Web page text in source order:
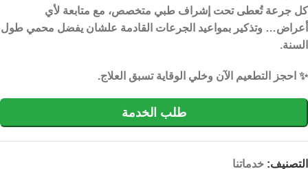
كل جرعة تُعطى تحت إشراف طبي متخصص، مع متابعة لأي
أعراض… وتذكير بمواعيد الجرعات القادمة علشان يفضل محمي طول
السنة.
✨ احجز التطعيم الآن وخلي الوقاية تسبق العلاج.
التصنيف: خدماتنا